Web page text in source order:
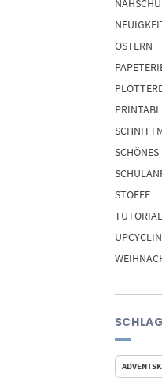
OSTERN
SCHÖNES
STOFFE
TUTORIAL